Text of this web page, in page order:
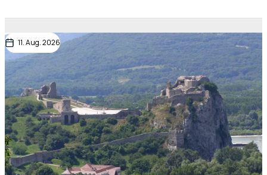
11. Aug. 2026